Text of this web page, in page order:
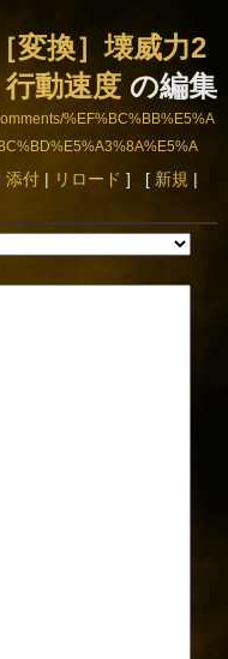
［変換］壊威力2
動速度の編集
%EF%BC%BB%E5%A
添付| リロード ] [ 新規 |